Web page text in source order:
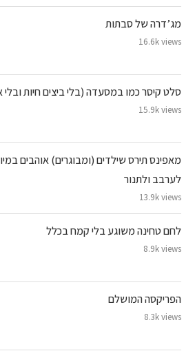
מג’דרה של סבתות
16.6k views
סלט קיסר כמו במסעדה (בלי ביצים חיות ובלי
15.9k views
מאפינס תירס שילדים (ומבוגרים) אוהבים
לערבב ולתנור
13.9k views
לחם טחינה משוגע בלי קמח בכלל
8.9k views
הפריקסה המושלם
8.3k views